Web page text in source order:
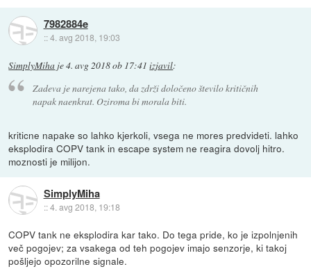
7982884e
::4. avg 2018, 19:03
SimplyMiha je4. avg 2018 ob 17:41 izjavil:
Zadeva je narejena tako, da zdrži določeno število kritičnih
napak naenkrat. Oziroma bi morala biti.
kriticne napake so lahko kjerkoli, vsega ne mores predvideti. lahko
eksplodira COPV tank in escape system ne reagira dovolj hitro.
moznosti je milijon.
SimplyMiha
::4. avg 2018, 19:18
COPV tank ne eksplodira kar tako. Do tega pride, ko je izpolnjenih
več pogojev; za vsakega od teh pogojev imajo senzorje, ki takoj
pošljejo opozorilne signale.